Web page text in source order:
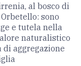
al bosco di
sono
e tutela nella
naturalistico
aggregazione